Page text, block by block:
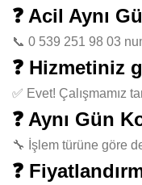
❓ Acil Aynı
📞 0 539 251 98 03
❓ Hizmetiniz
✅ Evet! Çalışmamız
❓ Aynı Gün
🔧 İşlem türüne göre
❓